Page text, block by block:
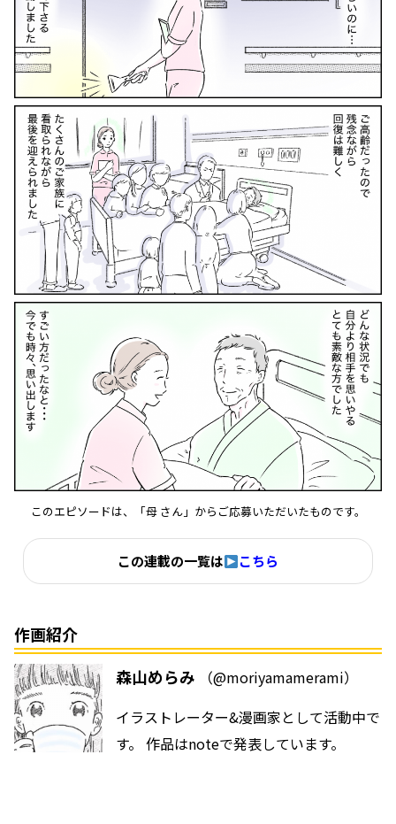
このエピソードは、「母 さん」からご応募いただいたものです。
この連載の一覧は こちら
作画紹介
森山めらみ
（@moriyamamerami）
イラストレーター&漫画家として活動中で
す。 作品はnoteで発表しています。